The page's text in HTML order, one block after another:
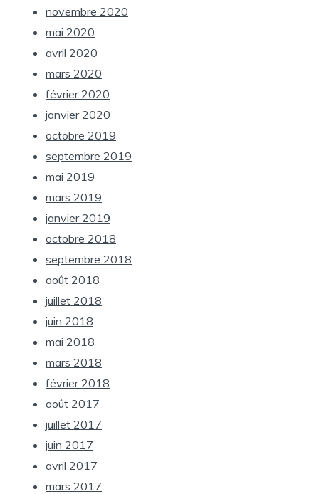
novembre 2020
mai 2020
avril 2020
mars 2020
février 2020
janvier 2020
octobre 2019
septembre 2019
mai 2019
mars 2019
janvier 2019
octobre 2018
septembre 2018
août 2018
juillet 2018
juin 2018
mai 2018
mars 2018
février 2018
août 2017
juillet 2017
juin 2017
avril 2017
mars 2017